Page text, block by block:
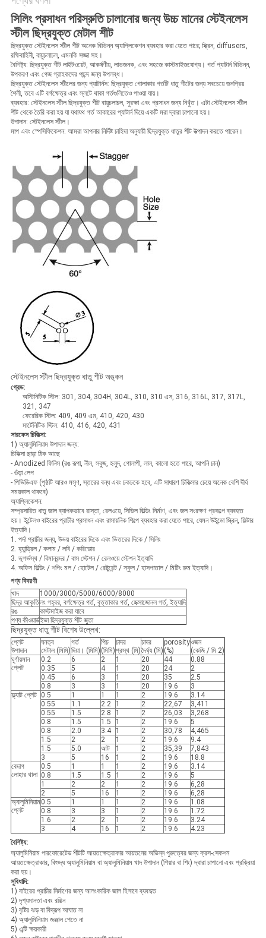
সিলিং প্রসাধন পরিস্রুতি চালানোর জন্য উচ্চ মানের স্টেইনলেস
স্টীল ছিদ্রযুক্ত মেটাল শীট
ছিদ্রযুক্ত স্টেইনলেস স্টীল শীট অনেক বিভিন্ন অ্যাপ্লিকেশন ব্যবহার করা যেতে পারে; স্ক্রিন, diffusers,
রক্ষিবাহিনী, বায়ুচলাচল, এমনকি সজ্জা সহ।
বৈশিষ্ট্য: ছিদ্রযুক্ত শীট লাইটওয়েট, আকর্ষণীয়, লাভজনক, এবং সহজে কাস্টমাইজযোগ্য। গর্ত প্যাটার্ন বিভিন্ন,
উপকরণ এবং গেজ গ্রাহকদের পছন্দ জন্য উপলব্ধ।
ছিদ্রযুক্ত স্টেইনলেস স্টীলের জন্য প্যাটার্নস: ছিদ্রযুক্ত গোলাকার গর্তটি ধাতু শীটের জন্য সবচেয়ে জনপ্রিয়
শৈলী, তবে এটি বর্গক্ষেত্র এবং স্লটে থাকা গর্তগুলিতেও পাওয়া যায়।
ব্যবহার: স্টেইনলেস স্টীল ছিদ্রযুক্ত শীট বায়ুচলাচল, সুরক্ষা এবং প্রসাধন জন্য নিখুঁত। এটা স্টেইনলেস স্টীল
শীট থেকে তৈরি করা হয় যা যথাযথ গর্ত আকারের প্যাটার্ন দিয়ে একটি মরা দ্বারা চাপানো হয়।
উপাদান: স্টেইনলেস স্টীল।
মাপ এবং স্পেসিফিকেশন: আমরা আপনার নির্দিষ্ট চাহিদা অনুযায়ী ছিদ্রযুক্ত ধাতুর শীট উত্পাদন করতে পারেন।
স্টেইনলেস স্টীল ছিদ্রযুক্ত ধাতু শীট অঙ্কন
গ্রেড:
অস্টিনিটিক স্টিল: 301, 304, 304H, 304L, 310, 310 এস, 316, 316L, 317, 317L,
321, 347
ফেরেরিক স্টিল: 409, 409 এম, 410, 420, 430
মার্টেনিটিক স্টিল: 410, 416, 420, 431
সারফেস চিকিত্সা:
1) অ্যালুমিনিয়াম উপাদান জন্য:
চিকিত্সা ছাড়া ঠিক আছে
- Anodized ফিনিস (রঙ রূপা, নীল, সবুজ, হলুদ, গোলাপী, লাল, কালো হতে পারে, আপনি চান)
- গুঁড়া লেপ
- পিভিডিএফ (পৃষ্ঠটি আরও মসৃণ, স্তরের বন্ধ এবং চকচকে হবে, এটি সাধারণ চিকিত্সার চেয়ে অনেক বেশি দীর্ঘ
সময়কাল থাকবে)
অ্যাপ্লিকেশন:
সম্প্রসারিত ধাতু জাল ব্যাপকভাবে রাস্তা, রেলওয়ে, সিভিল বিল্ডিং নির্মাণ, এবং জল সংরক্ষণ প্রকল্পে ব্যবহৃত
হয়। ইন্টেলও বাইরের প্রাচীর প্রসাধন এবং রাসায়নিক শিল্পে ব্যবহার করা যেতে পারে, যেমন উইন্ডো স্ক্রিন, ফিল্টার
ইত্যাদি।
1. পর্দা প্রাচীর জন্য, উভয় বাইরের দিকে এবং ভিতরের দিকে / সিলিং
2. হ্যান্ড্রিল / কলাম / লবি / করিডোর
3. ভূগর্ভস্থ / বিমানবন্দর / বাস স্টেশন / রেলওয়ে স্টেশন ইত্যাদি
4. অফিস বিল্ডিং / শপিং মল / হোটেল / রেষ্টুরেন্ট / স্কুল / হাসপাতাল / মিটিং রুম ইত্যাদি।
পণ্য বিবরণী
খাদ
1000/3000/5000/6000/8000
ছিদ্র আকৃতিলং গহ্বর, বর্গক্ষেত্র গর্ত, বৃত্তাকার গর্ত, হেক্সাজোনল গর্ত, ইত্যাদি
রঙ
কাস্টমাইজ করা যাবে
পণ্য কীওয়ার্ডইভা ছিদ্রযুক্ত শীট জুতা
ছিদ্রযুক্ত ধাতু শীট বিশেষ উল্লেখ:
প্লেট
উপাদান
ঘনত্ব
মেটাল (মিমি)
গর্ত
দিয়া। (মিমি)
পিচ
(মিমি)
চাদর
প্রস্থ (মি)
চাদর
দৈর্ঘ্য (মি)
porosity
(%)
ওজন
(কেজি / মি 2)
ঘূর্ণায়মান
প্লেট
0.2 6 2 1 20 44
0.88
0.35
5 4 1 20 24
2
0.45
6 3 1 20 35
2.5
0.8
3 3 1 20 19.6
3
ফ্ল্যাট প্লেট 0.5 1 1 1 2 19.6
3.14
0.55
1.1 2.2 1 2 22,67
3,411
0.55
1.5 2.8 1 2 26,03
3,268
0.8
1.5 1.5 1 2 19.6
5
0.8
2.0 3.4 1 2 30,78
4,465
1.5
2 2 1 2 19.6
9.4
1.5
5.0 আট 1 2 35,39
7,843
3
5 16 1 2 19.6
18.8
বেদাগ
লোহার থালা
0.5 1 1 1 2 19.6
3.14
0.8
1.5 1.5 1 2 19.6
5
1
2 2 1 2 19.6
6,28
2
5 16 1 2 19.6
6,28
অ্যালুমিনিয়াম
প্লেট
0.5 1 1 1 2 19.6
1.08
0.8
3 3 1 2 19.6
1.72
1.6
2 2 1 2 19.6
3.24
3
4 16 1 2 19.6
4.23
বৈশিষ্ট্য:
অ্যালুমিনিয়াম পারফোরেটেড শীটটি আয়তক্ষেত্রাকার আয়তনের অভিন্ন পুরুত্বের জন্য ক্রস-সেকশন
আয়তক্ষেত্রাকার, বিশুদ্ধ অ্যালুমিনিয়াম বা অ্যালুমিনিয়াম খাদ উপাদান (শিয়ার বা শিং) দ্বারা চাপানো এবং প্রক্রিয়া
করা হয়।
সুবিধাদি:
1) বাইরের প্রাচীর নির্মাণের জন্য আলংকারিক জাল হিসাবে ব্যবহৃত
2) দৃশ্যমানতা এবং রঙিন
3) বৃষ্টির ঝড় বা বিদ্রূপ আঘাত না
4) অ্যালুমিনিয়াম জঞ্জাল পেতে না
5) এন্টি ক্ষয়কারী